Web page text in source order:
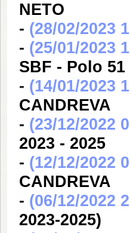
NETO
- (28/02/2023
- (25/01/2023
SBF - Polo 51
- (14/01/2023
CANDREVA
- (23/12/2022
2023 - 2025
- (12/12/2022
CANDREVA
- (06/12/2022
2023-2025)